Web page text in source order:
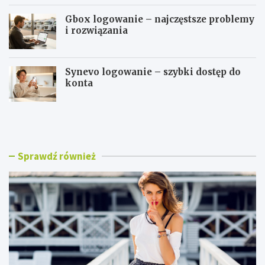
Gbox logowanie – najczęstsze problemy
i rozwiązania
Synevo logowanie – szybki dostęp do
konta
B
i
a
m
s
k
i
e
n
W
l
g
o
w
a
n
i
e
Sprawdź również